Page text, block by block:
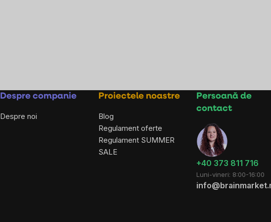
Despre companie
Despre noi
Proiectele noastre
Blog
Regulament oferte
Regulament SUMMER
SALE
Persoană de
contact
+40 373 811 716
Luni-vineri: 8:00-16:00